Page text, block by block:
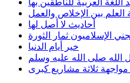
العلم بين الإخلاص والعمل
أحاديث لا أصل لها
الإسلاميون ثمار الثورة
خير أيام الدنيا
صلى الله عليه وسلم
مواجهة ثلاثة مشاريع كبرى